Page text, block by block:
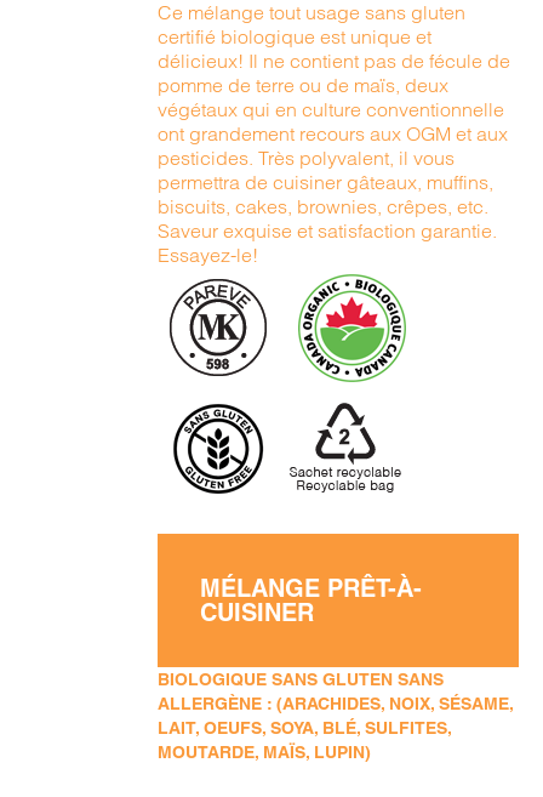
Ce mélange tout usage sans gluten
certifié biologique est unique et
délicieux! Il ne contient pas de fécule de
pomme de terre ou de maïs, deux
végétaux qui en culture conventionnelle
ont grandement recours aux OGM et aux
pesticides. Très polyvalent, il vous
permettra de cuisiner gâteaux, muffins,
biscuits, cakes, brownies, crêpes, etc.
Saveur exquise et satisfaction garantie.
Essayez-le!
MÉLANGE PRÊT-À-
CUISINER
BIOLOGIQUE SANS GLUTEN SANS
ALLERGÈNE : (ARACHIDES, NOIX, SÉSAME,
LAIT, OEUFS, SOYA, BLÉ, SULFITES,
MOUTARDE, MAÏS, LUPIN)